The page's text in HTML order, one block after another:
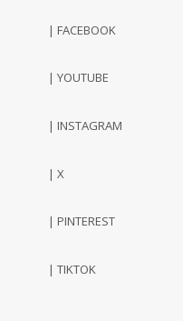
| FACEBOOK
| YOUTUBE
| INSTAGRAM
| X
| PINTEREST
| TIKTOK